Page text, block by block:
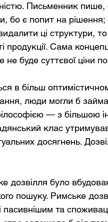
Письменник пише,
бо є попит на
ці структури,
продукції. Сама
буде суттєвої ціни
в більш
люди могли б
— з більшою
клас
досягнень.
дозвілля було
пошуку. Римське
пасивнішим та